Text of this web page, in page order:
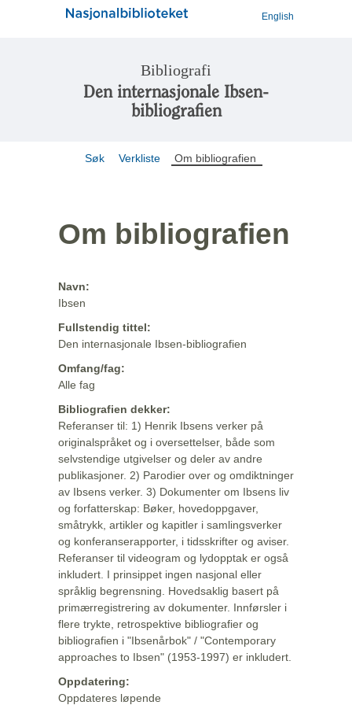
English
Bibliografi
Den internasjonale Ibsen-
bibliografien
Søk Verkliste Om bibliografien
Om bibliografien
Navn:
Ibsen
Fullstendig tittel:
Den internasjonale Ibsen-bibliografien
Omfang/fag:
Alle fag
Bibliografien dekker:
Referanser til: 1) Henrik Ibsens verker på
originalspråket og i oversettelser, både som
selvstendige utgivelser og deler av andre
publikasjoner. 2) Parodier over og omdiktninger
av Ibsens verker. 3) Dokumenter om Ibsens liv
og forfatterskap: Bøker, hovedoppgaver,
småtrykk, artikler og kapitler i samlingsverker
og konferanserapporter, i tidsskrifter og aviser.
Referanser til videogram og lydopptak er også
inkludert. I prinsippet ingen nasjonal eller
språklig begrensning. Hovedsaklig basert på
primærregistrering av dokumenter. Innførsler i
flere trykte, retrospektive bibliografier og
bibliografien i "Ibsenårbok" / "Contemporary
approaches to Ibsen" (1953-1997) er inkludert.
Oppdatering:
Oppdateres løpende